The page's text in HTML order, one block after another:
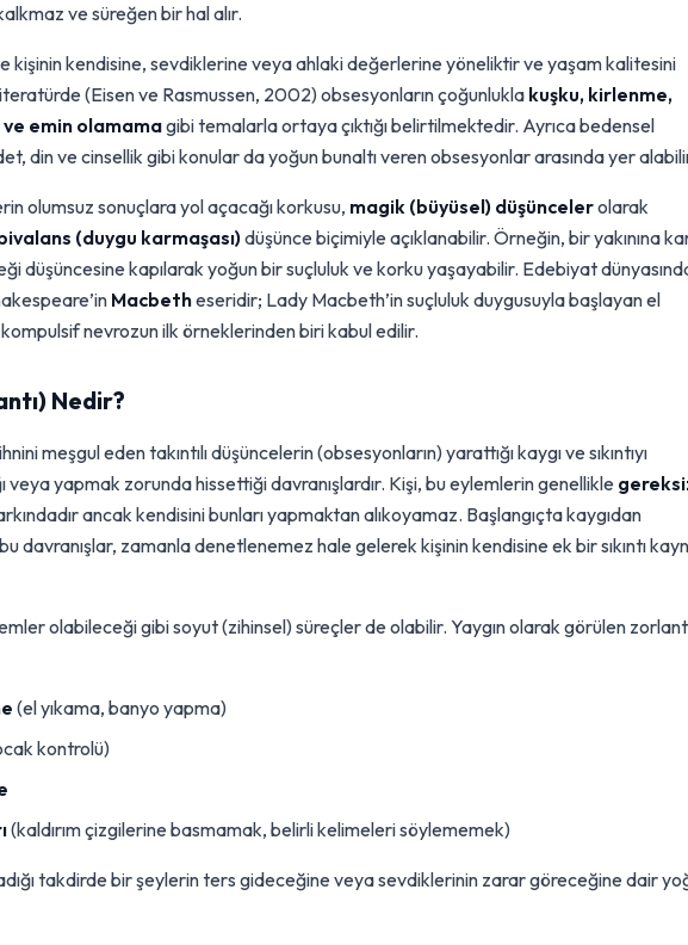
ve süreğen bir hal alır.
kişinin kendisine, sevdiklerine veya ahlaki değerlerine yöneliktir ve yaşam kalitesini
(Eisen ve Rasmussen, 2002) obsesyonların çoğunlukla kuşku, kirlenme,
emin olamamagibi temalarla ortaya çıktığı belirtilmektedir. Ayrıca bedensel
din ve cinsellik gibi konular da yoğun bunaltı veren obsesyonlar arasında yer
olumsuz sonuçlara yol açacağı korkusu, magik (büyüsel) düşüncelerolarak
(duygu karmaşası)düşünce biçimiyle açıklanabilir. Örneğin, bir yakınına
düşüncesine kapılarak yoğun bir suçluluk ve korku yaşayabilir. Edebiyat
Macbetheseridir; Lady Macbeth’in suçluluk duygusuyla başlayan el
kompulsif nevrozun ilk örneklerinden biri kabul edilir.
Nedir?
meşgul eden takıntılı düşüncelerin (obsesyonların) yarattığı kaygı ve sıkıntıyı
veya yapmak zorunda hissettiği davranışlardır. Kişi, bu eylemlerin genellikle
ancak kendisini bunları yapmaktan alıkoyamaz. Başlangıçta kaygıdan
davranışlar, zamanla denetlenemez hale gelerek kişinin kendisine ek bir sıkıntı
olabileceği gibi soyut (zihinsel) süreçler de olabilir. Yaygın olarak görülen
(el yıkama, banyo yapma)
kontrolü)
(kaldırım çizgilerine basmamak, belirli kelimeleri söylememek)
takdirde bir şeylerin ters gideceğine veya sevdiklerinin zarar göreceğine dair